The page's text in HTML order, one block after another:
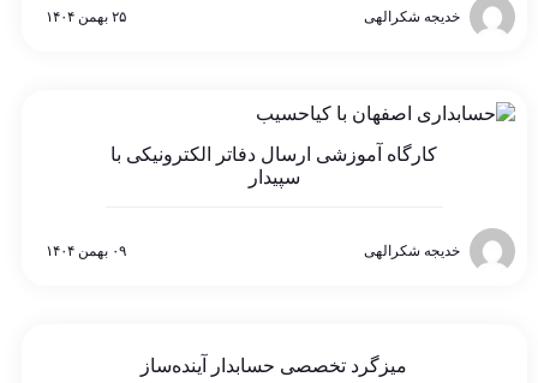
خدیجه شکرالهی ۲۵ بهمن ۱۴۰۴
کارگاه آموزشی ارسال دفاتر الکترونیکی با
سپیدار
خدیجه شکرالهی ۰۹ بهمن ۱۴۰۴
میزگرد تخصصی حسابدار آینده‌ساز